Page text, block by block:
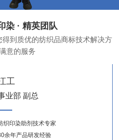
染 · 精英团队
到质优的纺织品商标技术解决方
意的服务
工
业部 副总
织印染助剂技术专家
余年产品研发经验